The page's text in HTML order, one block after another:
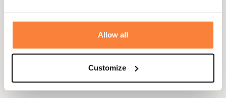
Allow all
Customize
Expédié dans Échange ou
retour sous
90 jours
Paiement
sécurisé
Paiement en
euros